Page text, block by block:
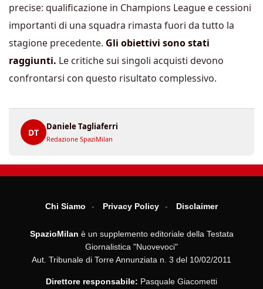
precise: qualificazione in Champions League e cessioni
importanti di una squadra rimasta fuori da tutto la
stagione precedente. Gli obiettivi sono stati
raggiunti. Le critiche sui singoli acquisti devono
confrontarsi con questo risultato complessivo.
DT
Daniele Tagliaferri
Redazione SpaziMilan
Chi Siamo Privacy Policy Disclaimer
SpazioMilan è un supplemento editoriale della Testata
Giornalistica "Nuovevoci"
Aut. Tribunale di Torre Annunziata n. 3 del 10/02/2011
Direttore responsabile: Pasquale Giacometti